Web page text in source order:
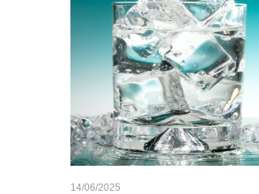
14/06/2025